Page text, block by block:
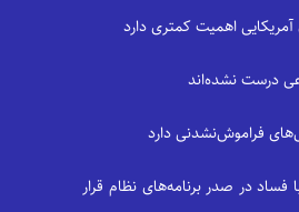
آمریکایی اهمیت کمتری دارد
درست نشده‌اند
فراموش‌نشدنی دارد
در صدر برنامه‌های نظام قرار